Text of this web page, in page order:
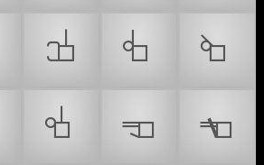
𝠷 𝠸
𝠹
𝠼 𝠽
𝠾